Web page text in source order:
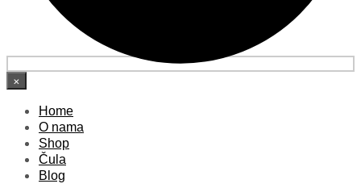
×
Home
O nama
Shop
Čula
Blog